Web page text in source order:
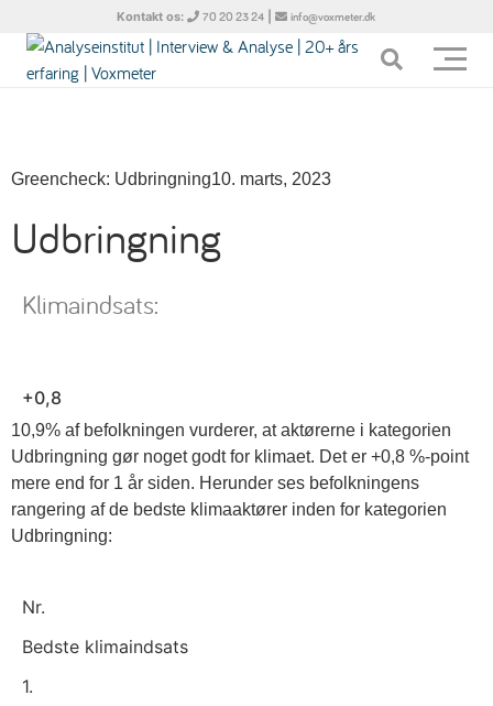
Kontakt os: 70 20 23 24 | info@voxmeter.dk
Greencheck: Udbringning10. marts, 2023
Udbringning
Klimaindsats:
+0,8
10,9% af befolkningen vurderer, at aktørerne i kategorien
Udbringning gør noget godt for klimaet. Det er +0,8 %-point
mere end for 1 år siden. Herunder ses befolkningens
rangering af de bedste klimaaktører inden for kategorien
Udbringning:
Nr.
Bedste klimaindsats
1.